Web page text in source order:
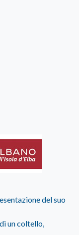
del suo
un coltello,